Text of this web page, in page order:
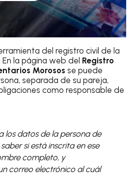
del registro civil de la
En la página web del Registro
Morososse puede
separada de su pareja,
como responsable de
los datos de la persona de
si está inscrita en ese
completo, y
correo electrónico al cuál